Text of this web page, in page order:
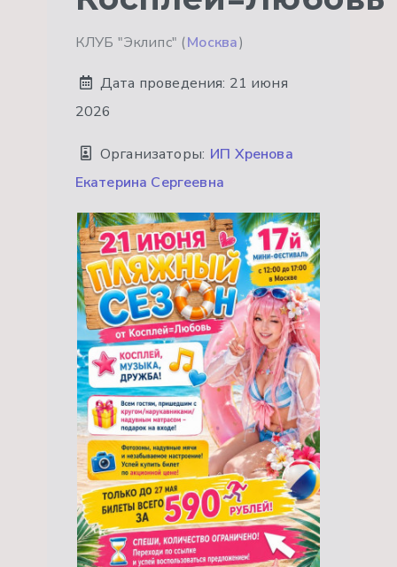
КЛУБ "Эклипс" (Москва)
Дата проведения: 21 июня
2026
Организаторы: ИП Хренова
Екатерина Сергеевна